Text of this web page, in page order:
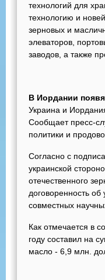
технологий для
технологию и
зерновых и
элеваторов,
заводов, а также
В Иордании
Украина и
Сообщает пресс-
политики и
Согласно с
украинской
отечественного
договоренность
совместных
Как отмечается в
году составил на
масло - 6,9 млн.